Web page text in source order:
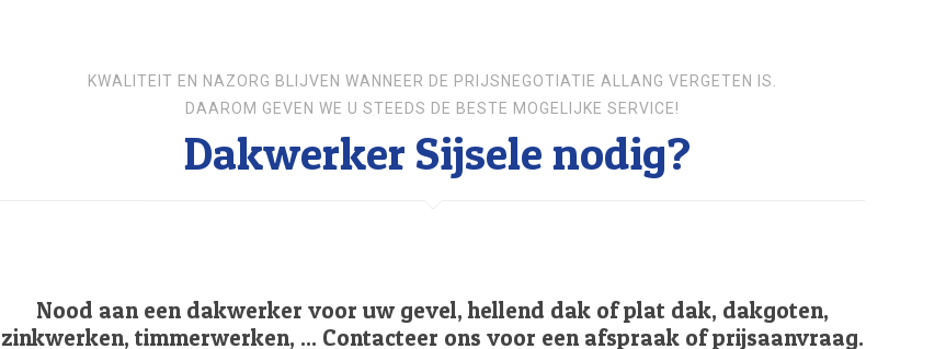
KWALITEIT EN NAZORG BLIJVEN WANNEER DE PRIJSNEGOTIATIE ALLANG VERGETEN IS.
DAAROM GEVEN WE U STEEDS DE BESTE MOGELIJKE SERVICE!
Dakwerker Sijsele nodig?
Nood aan een dakwerker voor uw gevel, hellend dak of plat dak, dakgoten,
zinkwerken, timmerwerken, ... Contacteer ons voor een afspraak of prijsaanvraag.